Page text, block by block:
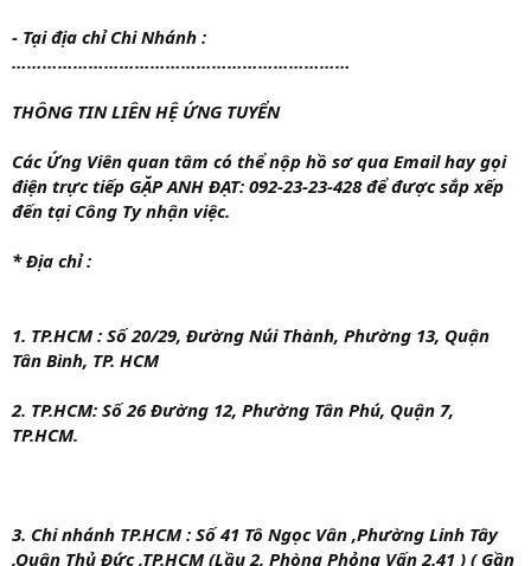
- Tại địa chỉ Chi Nhánh :
…………………………………………………………
THÔNG TIN LIÊN HỆ ỨNG TUYỂN
Các Ứng Viên quan tâm có thể nộp hồ sơ qua Email hay gọi
điện trực tiếp GẶP ANH ĐẠT: 092-23-23-428 để được sắp xếp
đến tại Công Ty nhận việc.
* Địa chỉ :
1. TP.HCM : Số 20/29, Đường Núi Thành, Phường 13, Quận
Tân Bình, TP. HCM
2. TP.HCM: Số 26 Đường 12, Phường Tân Phú, Quận 7,
TP.HCM.
3. Chi nhánh TP.HCM : Số 41 Tô Ngọc Vân ,Phường Linh Tây
,Quận Thủ Đức ,TP.HCM (Lầu 2, Phòng Phỏng Vấn 2.41 ) ( Gần